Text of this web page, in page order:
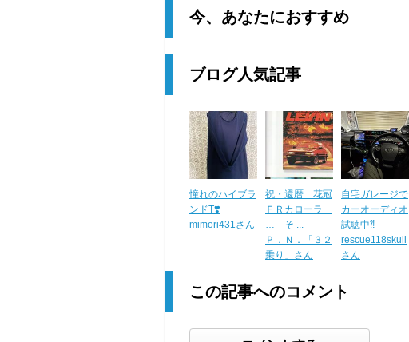
今、あなたにおすすめ
ブログ人気記事
憧れのハイブラ
ンドT❣️
mimori431さん
祝・還暦 花冠
ＦＲカローラ
… そ ...
Ｐ．Ｎ．「３２
乗り」さん
自宅ガレージで
カーオーディオ
試聴中⁈
rescue118skull
さん
この記事へのコメント